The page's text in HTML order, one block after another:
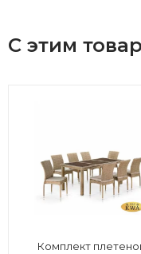
С этим
Комплект